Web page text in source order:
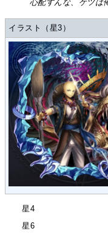
心配すんな、ケツは俺
イラスト（星3）
星4
星6